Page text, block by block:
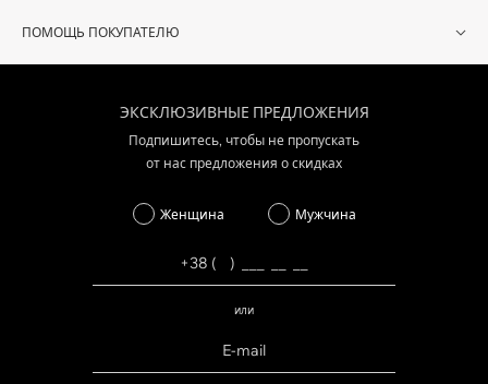
ПОМОЩЬ ПОКУПАТЕЛЮ
ЭКСКЛЮЗИВНЫЕ ПРЕДЛОЖЕНИЯ
Подпишитесь, чтобы не пропускать
от нас предложения о скидках
Женщина Мужчина
или